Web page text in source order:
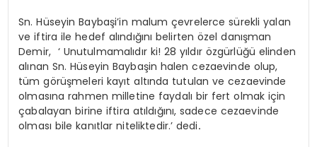
Sn. Hüseyin Baybaşi’in malum çevrelerce sürekli yalan
ve iftira ile hedef alındığını belirten özel danışman
Demir, ‘ Unutulmamalıdır ki! 28 yıldır özgürlüğü elinden
alınan Sn. Hüseyin Baybaşin halen cezaevinde olup,
tüm görüşmeleri kayıt altında tutulan ve cezaevinde
olmasına rahmen milletine faydalı bir fert olmak için
çabalayan birine iftira atıldığını, sadece cezaevinde
olması bile kanıtlar niteliktedir.’ dedi.